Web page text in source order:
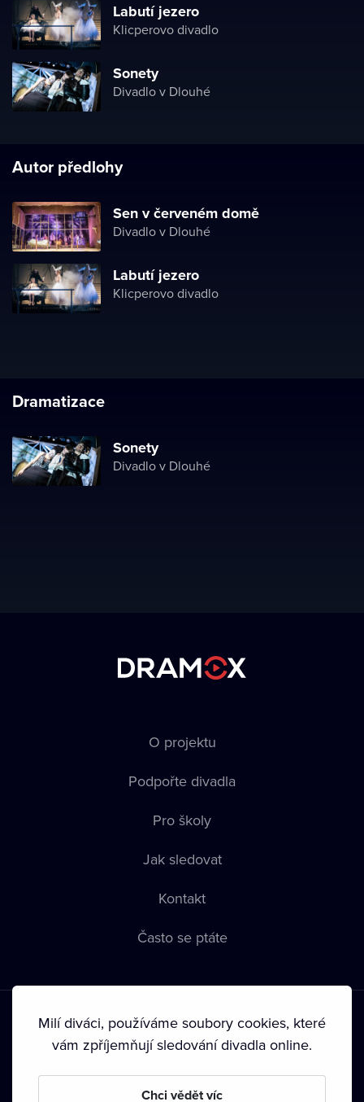
Labutí jezero
Klicperovo divadlo
Sonety
Divadlo v Dlouhé
Autor předlohy
Sen v červeném domě
Divadlo v Dlouhé
Labutí jezero
Klicperovo divadlo
Dramatizace
Sonety
Divadlo v Dlouhé
O projektu
Podpořte divadla
Pro školy
Jak sledovat
Kontakt
Často se ptáte
Podmínky používání • Ochrana soukromí • Zásady používání
• Autorská práva•
Milí diváci, používáme soubory cookies, které
vám zpříjemňují sledování divadla online.
Chci vědět víc